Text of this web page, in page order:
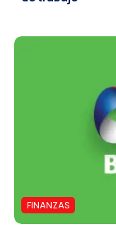
FINANZAS